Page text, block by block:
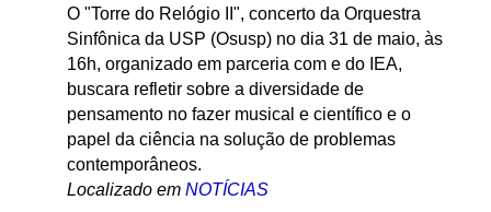
O "Torre do Relógio II", concerto da Orquestra
Sinfônica da USP (Osusp) no dia 31 de maio, às
16h, organizado em parceria com e do IEA,
buscara refletir sobre a diversidade de
pensamento no fazer musical e científico e o
papel da ciência na solução de problemas
contemporâneos.
Localizado em NOTÍCIAS